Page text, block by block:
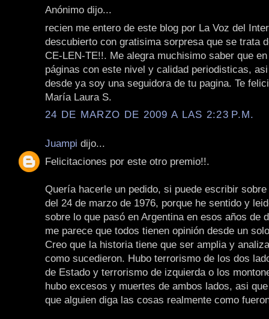
Anónimo dijo...
recien me entero de este blog por La Voz del
descubierto con gratisima sorpresa que se trata
CE-LEN-TE!!. Me alegra muchisimo saber que
páginas con este nivel y calidad periodisticas,
desde ya soy una seguidora de tu pagina. Te
María Laura S.
24 DE MARZO DE 2009 A LAS 2:23 P.M.
Juampi dijo...
Felicitaciones por este otro premio!!.
Quería hacerle un pedido, si puede escribir
del 24 de marzo de 1976, porque he sentido y
sobre lo que pasó en Argentina en esos años de
me parece que todos tienen opinión desde un
Creo que la historia tiene que ser amplia y
como sucedieron. Hubo terrorismo de los dos
de Estado y terrorismo de izquierda o los
hubo excesos y muertes de ambos lados, asi
que alguien diga las cosas realmente como